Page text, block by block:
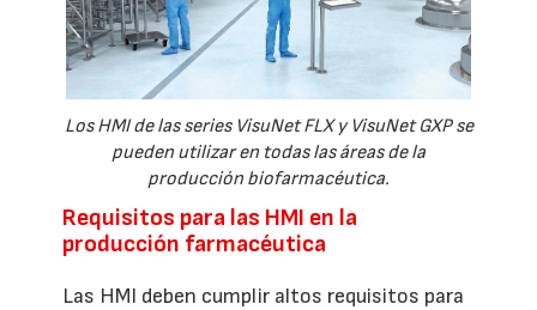
Los HMI de las series VisuNet FLX y VisuNet GXP se
pueden utilizar en todas las áreas de la
producción biofarmacéutica.
Requisitos para las HMI en la
producción farmacéutica
Las HMI deben cumplir altos requisitos para